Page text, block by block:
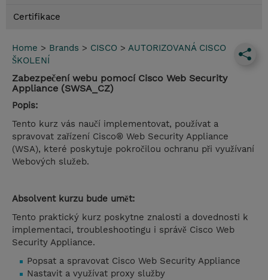
Certifikace
Home > Brands > CISCO > AUTORIZOVANÁ CISCO
ŠKOLENÍ
Zabezpečení webu pomocí Cisco Web Security
Appliance (SWSA_CZ)
Popis:
Tento kurz vás naučí implementovat, používat a
spravovat zařízení Cisco® Web Security Appliance
(WSA), které poskytuje pokročilou ochranu při využívaní
Webových služeb.
Absolvent kurzu bude umět:
Tento praktický kurz poskytne znalosti a dovednosti k
implementaci, troubleshootingu i správě Cisco Web
Security Appliance.
Popsat a spravovat Cisco Web Security Appliance
Nastavit a využívat proxy služby